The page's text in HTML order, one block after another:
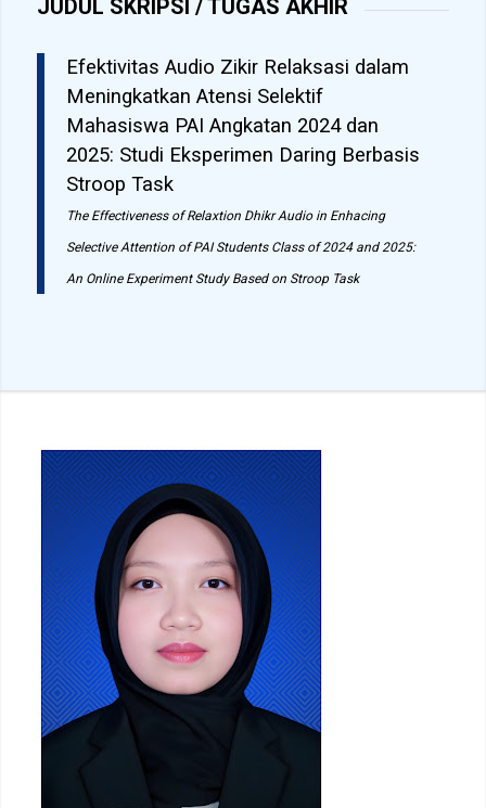
JUDUL SKRIPSI / TUGAS AKHIR
Efektivitas Audio Zikir Relaksasi dalam
Meningkatkan Atensi Selektif
Mahasiswa PAI Angkatan 2024 dan
2025: Studi Eksperimen Daring Berbasis
Stroop Task
The Effectiveness of Relaxtion Dhikr Audio in Enhacing
Selective Attention of PAI Students Class of 2024 and 2025:
An Online Experiment Study Based on Stroop Task